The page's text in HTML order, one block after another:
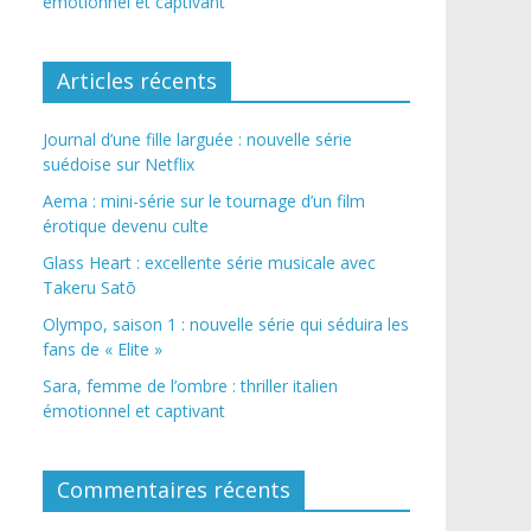
Articles récents
Journal d’une fille larguée : nouvelle série
suédoise sur Netflix
Aema : mini-série sur le tournage d’un film
érotique devenu culte
Glass Heart : excellente série musicale avec
Takeru Satō
Olympo, saison 1 : nouvelle série qui séduira les
fans de « Elite »
Sara, femme de l’ombre : thriller italien
émotionnel et captivant
Commentaires récents